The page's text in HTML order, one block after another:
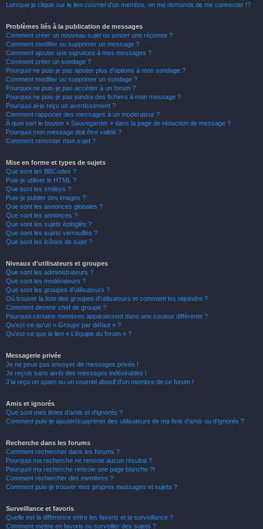
Lorsque je clique sur le lien courrield’un membre, on me demande de me connecter !?
Problèmes liés à la publication de messages
Comment créer un nouveau sujet ou poster une réponse ?
Comment modifier ou supprimer un message ?
Comment ajouter une signature à mes messages ?
Comment créer un sondage ?
Pourquoi ne puis-je pas ajouter plus d’options à mon sondage ?
Comment modifier ou supprimer un sondage ?
Pourquoi ne puis-je pas accéder à un forum ?
Pourquoi ne puis-je pas joindre des fichiers à mon message ?
Pourquoi ai-je reçu un avertissement ?
Comment rapporter des messages à un modérateur ?
À quoi sert le bouton « Sauvegarder » dans la page de rédaction de message ?
Pourquoi mon message doit être validé ?
Comment remonter mon sujet ?
Mise en forme et types de sujets
Que sont les BBCodes ?
Puis-je utiliser le HTML ?
Que sont les smileys ?
Puis-je publier des images ?
Que sont les annonces globales ?
Que sont les annonces ?
Que sont les sujets épinglés ?
Que sont les sujets verrouillés ?
Que sont les icônes de sujet ?
Niveaux d’utilisateurs et groupes
Que sont les administrateurs ?
Que sont les modérateurs ?
Que sont les groupes d’utilisateurs ?
Où trouver la liste des groupes d’utilisateurs et comment les rejoindre ?
Comment devenir chef de groupe ?
Pourquoi certains membres apparaissent dans une couleur différente ?
Qu’est-ce qu’un « Groupe par défaut » ?
Qu’est-ce que le lien « L’équipe du forum » ?
Messagerie privée
Je ne peux pas envoyer de messages privés !
Je reçois sans arrêt des messages indésirables !
J’ai reçu un spam ou un courriel abusif d’un membre de ce forum !
Amis et ignorés
Que sont mes listes d’amis et d’ignorés ?
Comment puis-je ajouter/supprimer des utilisateurs de ma liste d’amis ou d’ignorés ?
Recherche dans les forums
Comment rechercher dans les forums ?
Pourquoi ma recherche ne renvoie aucun résultat ?
Pourquoi ma recherche renvoie une page blanche ?!
Comment rechercher des membres ?
Comment puis-je trouver mes propres messages et sujets ?
Surveillance et favoris
Quelle est la différence entre les favoris et la surveillance ?
Comment mettre en favoris ou surveiller des sujets ?